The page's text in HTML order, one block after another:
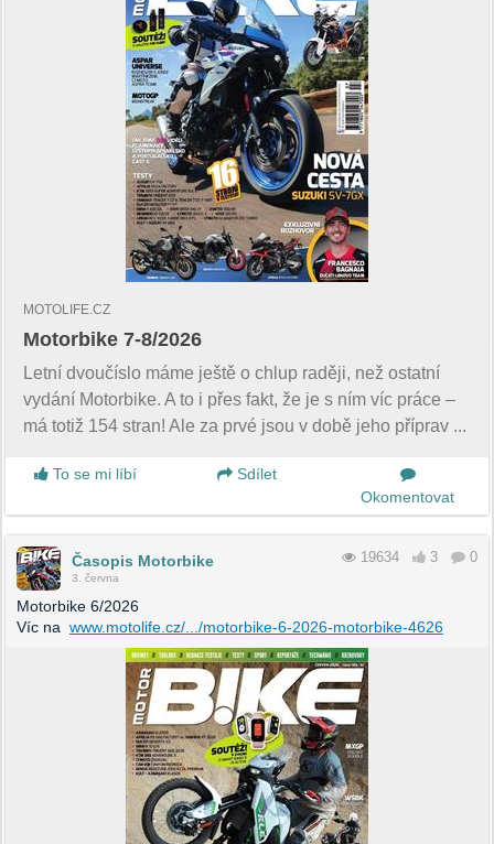
MOTOLIFE.CZ
Motorbike 7-8/2026
Letní dvoučíslo máme ještě o chlup raději, než ostatní
vydání Motorbike. A to i přes fakt, že je s ním víc práce –
má totiž 154 stran! Ale za prvé jsou v době jeho příprav ...
To se mi líbí
Sdílet
Okomentovat
Časopis Motorbike
3. června
19634 3 0
Motorbike 6/2026
Víc na www.motolife.cz/.../motorbike-6-2026-motorbike-4626